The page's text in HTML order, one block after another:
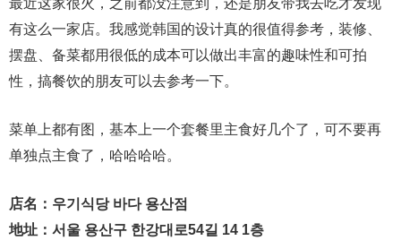
最近这家很火，之前都没注意到，还是朋友带我去吃才发现
有这么一家店。我感觉韩国的设计真的很值得参考，装修、
摆盘、备菜都用很低的成本可以做出丰富的趣味性和可拍
性，搞餐饮的朋友可以去参考一下。
菜单上都有图，基本上一个套餐里主食好几个了，可不要再
单独点主食了，哈哈哈哈。
店名：우기식당 바다 용산점
地址：서울 용산구 한강대로54길 14 1층